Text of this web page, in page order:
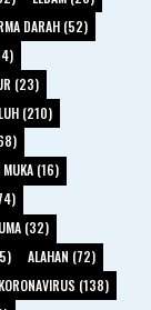
DARAH (52)
(23)
(210)
MUKA (16)
(32)
ALAHAN (72)
(138)